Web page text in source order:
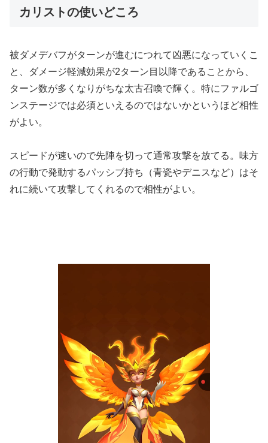
カリストの使いどころ
被ダメデバフがターンが進むにつれて凶悪になっていくこ
と、ダメージ軽減効果が2ターン目以降であることから、
ターン数が多くなりがちな太古召喚で輝く。特にファルゴ
ンステージでは必須といえるのではないかというほど相性
がよい。
スピードが速いので先陣を切って通常攻撃を放てる。味方
の行動で発動するパッシブ持ち（青瓷やデニスなど）はそ
れに続いて攻撃してくれるので相性がよい。